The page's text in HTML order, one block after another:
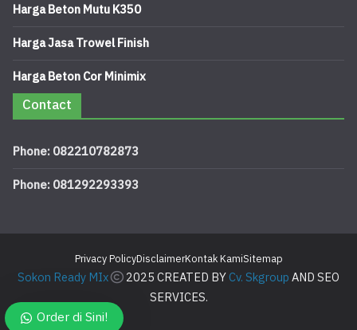
Harga Beton Mutu K350
Harga Jasa Trowel Finish
Harga Beton Cor Minimix
Contact
Phone: 082210782873
Phone: 081292293393
Privacy PolicyDisclaimerKontak KamiSitemap
Sokon Ready MIx 2025 CREATED BYCv. SkgroupAND SEO
SERVICES.
Order di Sini!